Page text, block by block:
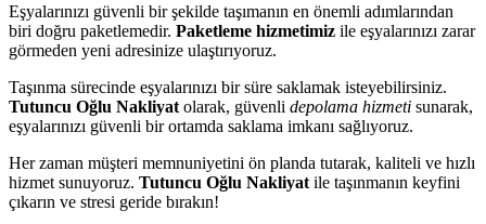
Eşyalarınızı güvenli bir şekilde taşımanın en önemli adımlarından
biri doğru paketlemedir. Paketleme hizmetimiz ile eşyalarınızı zarar
görmeden yeni adresinize ulaştırıyoruz.
Taşınma sürecinde eşyalarınızı bir süre saklamak isteyebilirsiniz.
Tutuncu Oğlu Nakliyat olarak, güvenli depolama hizmeti sunarak,
eşyalarınızı güvenli bir ortamda saklama imkanı sağlıyoruz.
Her zaman müşteri memnuniyetini ön planda tutarak, kaliteli ve hızlı
hizmet sunuyoruz. Tutuncu Oğlu Nakliyat ile taşınmanın keyfini
çıkarın ve stresi geride bırakın!